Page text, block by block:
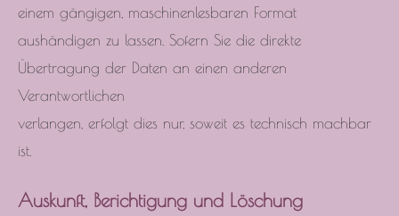
einem gängigen, maschinenlesbaren Format
aushändigen zu lassen. Sofern Sie die direkte
Übertragung der Daten an einen anderen
Verantwortlichen
verlangen, erfolgt dies nur, soweit es technisch machbar
ist.
Auskunft, Berichtigung und Löschung